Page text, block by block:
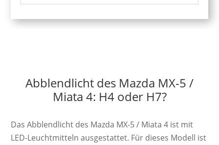
Abblendlicht des Mazda MX-5 /
Miata 4: H4 oder H7?
Das Abblendlicht des Mazda MX-5 / Miata 4 ist mit
LED-Leuchtmitteln ausgestattet. Für dieses Modell ist